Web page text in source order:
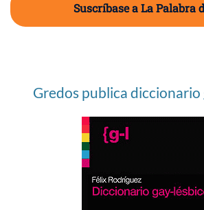
Suscríbase a La Palabra
Gredos publica diccionario